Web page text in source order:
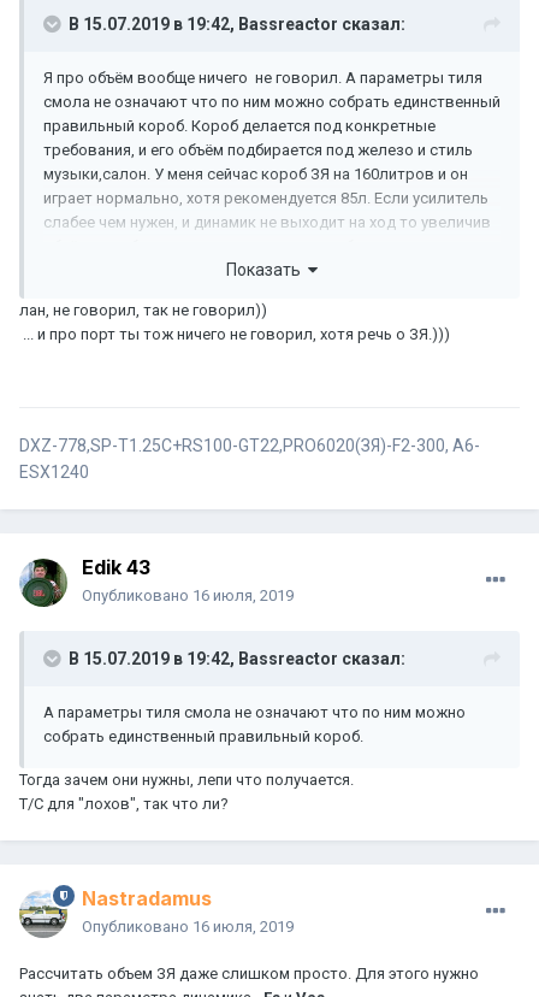
В 15.07.2019 в 19:42, Bassreactor сказал:
Я про объём вообще ничего не говорил. А параметры тиля
смола не означают что по ним можно собрать единственный
правильный короб. Короб делается под конкретные
требования, и его объём подбирается под железо и стиль
музыки,салон. У меня сейчас короб ЗЯ на 160литров и он
играет нормально, хотя рекомендуется 85л. Если усилитель
слабее чем нужен, и динамик не выходит на ход то увеличив
Показать
лан, не говорил, так не говорил))
... и про порт ты тож ничего не говорил, хотя речь о ЗЯ.)))
DXZ-778,SP-T1.25C+RS100-GT22,PRO6020(ЗЯ)-F2-300, А6-
ESX1240
Edik 43
Опубликовано 16 июля, 2019
В 15.07.2019 в 19:42, Bassreactor сказал:
А параметры тиля смола не означают что по ним можно
собрать единственный правильный короб.
Тогда зачем они нужны, лепи что получается.
Т/С для "лохов", так что ли?
Nastradamus
Опубликовано 16 июля, 2019
Рассчитать объем ЗЯ даже слишком просто. Для этого нужно